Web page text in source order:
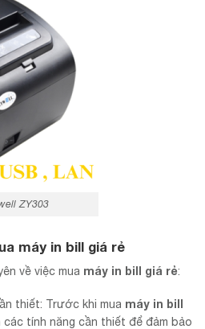
ZY303
máy in bill giá rẻ
về việc mua máy in bill giá rẻ:
thiết: Trước khi mua máy in bill
các tính năng cần thiết để đảm bảo